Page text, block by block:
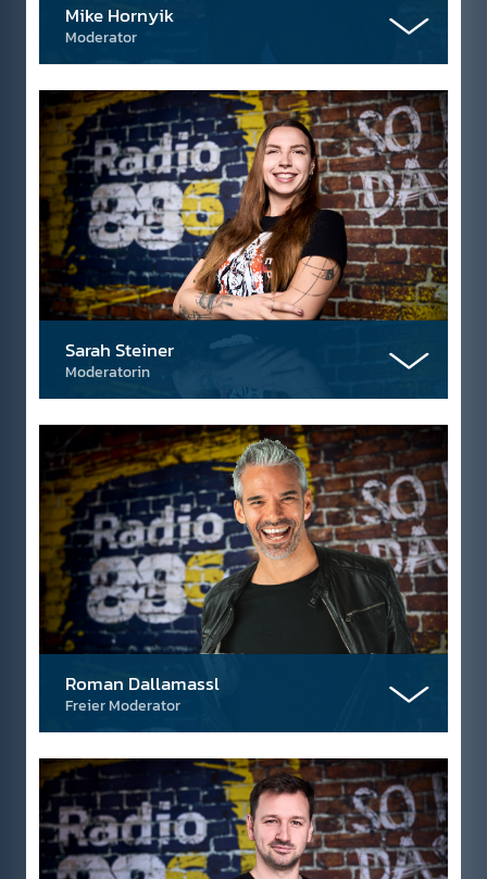
Mike Hornyik
Moderator
Sarah Steiner
Moderatorin
Roman Dallamassl
Freier Moderator